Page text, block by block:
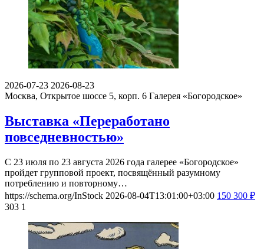
2026-07-23 2026-08-23
Москва, Открытое шоссе 5, корп. 6 Галерея «Богородское»
Выставка «Переработано
повседневностью»
С 23 июля по 23 августа 2026 года галерее «Богородское»
пройдет групповой проект, посвящённый разумному
потреблению и повторному…
https://schema.org/InStock 2026-08-04T13:01:00+03:00 150 300 ₽
303 1